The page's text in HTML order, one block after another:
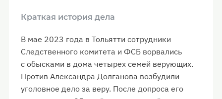
Краткая история дела
В мае 2023 года в Тольятти сотрудники
Следственного комитета и ФСБ ворвались
с обысками в дома четырех семей верующих.
Против Александра Долганова возбудили
уголовное дело за веру. После допроса его